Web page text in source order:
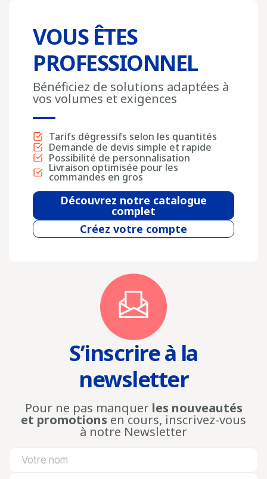
VOUS ÊTES
PROFESSIONNEL
Bénéficiez de solutions adaptées à
vos volumes et exigences
Tarifs dégressifs selon les quantités
Demande de devis simple et rapide
Possibilité de personnalisation
Livraison optimisée pour les
commandes en gros
Découvrez notre catalogue
complet
Créez votre compte
S’inscrire à la
newsletter
Pour ne pas manquer les nouveautés
et promotions en cours, inscrivez-vous
à notre Newsletter